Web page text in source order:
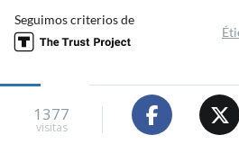
Seguimos criterios de
1377
visitas